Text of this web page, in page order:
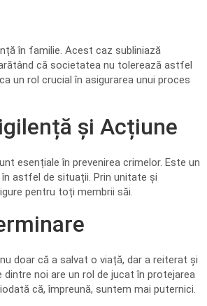
în familie. Acest caz subliniază
că societatea nu tolerează astfel
un rol crucial în asigurarea unui proces
și Acțiune
esențiale în prevenirea crimelor. Este un
astfel de situații. Prin unitate și
pentru toți membrii săi.
doar că a salvat o viață, dar a reiterat și
noi are un rol de jucat în protejarea
că, împreună, suntem mai puternici.